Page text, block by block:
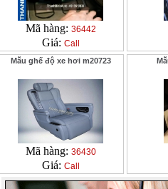
Mã hàng: 36442
Giá: Call
Mẫu ghế độ xe hơi m20723
Mã hàng: 36430
Giá: Call